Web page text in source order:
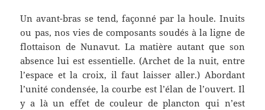
Un avant-bras se tend, façonné par la houle. Inuits
ou pas, nos vies de composants soudés à la ligne de
flottaison de Nunavut. La matière autant que son
absence lui est essentielle. (Archet de la nuit, entre
l’espace et la croix, il faut laisser aller.) Abordant
l’unité condensée, la courbe est l’élan de l’ouvert. Il
y a là un effet de couleur de plancton qui n’est